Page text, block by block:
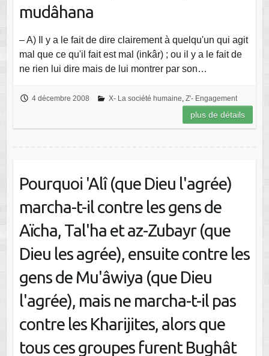
mudâhana
– A) Il y a le fait de dire clairement à quelqu'un qui agit
mal que ce qu'il fait est mal (inkâr) ; ou il y a le fait de
ne rien lui dire mais de lui montrer par son…
4 décembre 2008 X- La société humaine, Z'- Engagement
plus de détails
Pourquoi 'Alî (que Dieu l'agrée)
marcha-t-il contre les gens de
Aïcha, Tal'ha et az-Zubayr (que
Dieu les agrée), ensuite contre les
gens de Mu'âwiya (que Dieu
l'agrée), mais ne marcha-t-il pas
contre les Kharijites, alors que
tous ces groupes furent Bughât